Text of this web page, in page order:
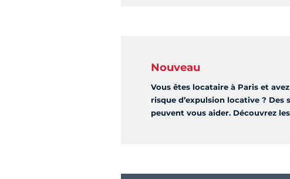
Nouveau
Vous êtes locataire à Paris et
risque d’expulsion locative ?
peuvent vous aider. Découvrez